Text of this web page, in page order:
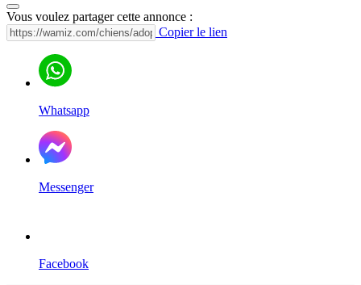
Vous voulez partager cette annonce :
Copier le lien
Whatsapp
Messenger
Facebook